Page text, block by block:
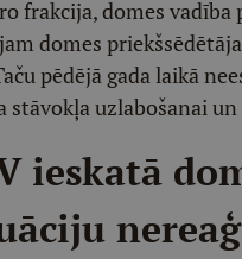
frakcija, domes
domes
pēdējā gada laikā
stāvokļa uzlabošanai
ieskatā